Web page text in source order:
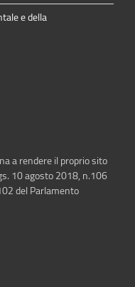
e della
a rendere il proprio sito
10 agosto 2018, n.106
del Parlamento